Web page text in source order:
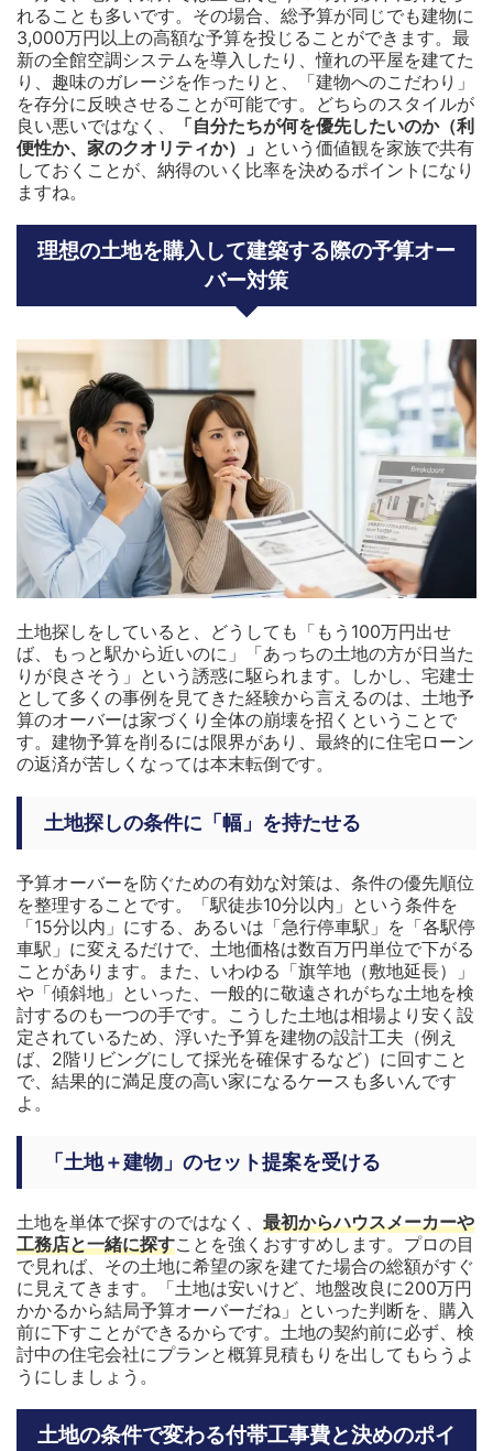
れることも多いです。その場合、総予算が同じでも建物に
3,000万円以上の高額な予算を投じることができます。最
新の全館空調システムを導入したり、憧れの平屋を建てた
り、趣味のガレージを作ったりと、「建物へのこだわり」
を存分に反映させることが可能です。どちらのスタイルが
良い悪いではなく、
「自分たちが何を優先したいのか（利
便性か、家のクオリティか）」 という価値観を家族で共有
しておくことが、納得のいく比率を決めるポイントになり
ますね。
理想の土地を購入して建築する際の予算オー
バー対策
土地探しをしていると、どうしても「もう100万円出せ
ば、もっと駅から近いのに」「あっちの土地の方が日当た
りが良さそう」という誘惑に駆られます。しかし、宅建士
として多くの事例を見てきた経験から言えるのは、土地予
算のオーバーは家づくり全体の崩壊を招くということで
す。建物予算を削るには限界があり、最終的に住宅ローン
の返済が苦しくなっては本末転倒です。
土地探しの条件に「幅」を持たせる
予算オーバーを防ぐための有効な対策は、条件の優先順位
を整理することです。「駅徒歩10分以内」という条件を
「15分以内」にする、あるいは「急行停車駅」を「各駅停
車駅」に変えるだけで、土地価格は数百万円単位で下がる
ことがあります。また、いわゆる「旗竿地（敷地延長）」
や「傾斜地」といった、一般的に敬遠されがちな土地を検
討するのも一つの手です。こうした土地は相場より安く設
定されているため、浮いた予算を建物の設計工夫（例え
ば、2階リビングにして採光を確保するなど）に回すこと
で、結果的に満足度の高い家になるケースも多いんです
よ。
「土地＋建物」のセット提案を受ける
土地を単体で探すのではなく、 最初からハウスメーカーや
工務店と一緒に探すことを強くおすすめします。プロの目
で見れば、その土地に希望の家を建てた場合の総額がすぐ
に見えてきます。「土地は安いけど、地盤改良に200万円
かかるから結局予算オーバーだね」といった判断を、購入
前に下すことができるからです。土地の契約前に必ず、検
討中の住宅会社にプランと概算見積もりを出してもらうよ
うにしましょう。
土地の条件で変わる付帯工事費と決めのポイ